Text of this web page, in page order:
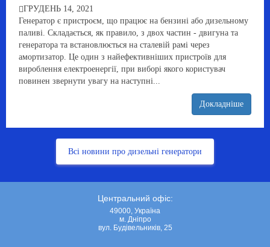
ГРУДЕНЬ 14, 2021
Генератор є пристроєм, що працює на бензині або дизельному
паливі. Складається, як правило, з двох частин - двигуна та
генератора та встановлюється на сталевій рамі через
амортизатор. Це один з найефективніших пристроїв для
вироблення електроенергії, при виборі якого користувач
повинен звернути увагу на наступні...
Докладніше
Всі новини про дизельні генератори
Центральний офіс:
49000, Україна
м. Дніпро
вул. Будівельників, 25